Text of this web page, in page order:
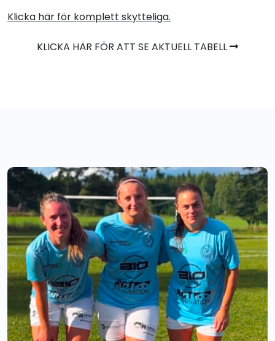
Klicka här för komplett skytteliga.
KLICKA HÄR FÖR ATT SE AKTUELL TABELL